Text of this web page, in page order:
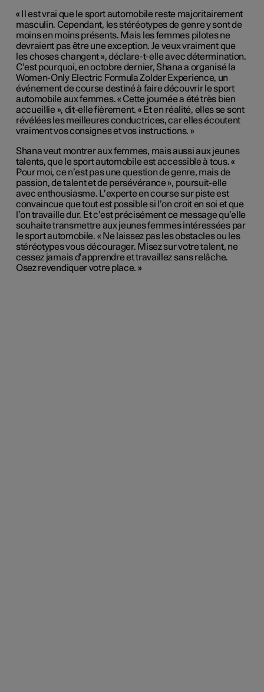
« Il est vrai que le sport automobile reste majoritairement
masculin. Cependant, les stéréotypes de genre y sont de
moins en moins présents. Mais les femmes pilotes ne
devraient pas être une exception. Je veux vraiment que
les choses changent », déclare-t-elle avec détermination.
C’est pourquoi, en octobre dernier, Shana a organisé la
Women-Only Electric Formula Zolder Experience, un
événement de course destiné à faire découvrir le sport
automobile aux femmes. « Cette journée a été très bien
accueillie », dit-elle fièrement. « Et en réalité, elles se sont
révélées les meilleures conductrices, car elles écoutent
vraiment vos consignes et vos instructions. »
Shana veut montrer aux femmes, mais aussi aux jeunes
talents, que le sport automobile est accessible à tous. «
Pour moi, ce n’est pas une question de genre, mais de
passion, de talent et de persévérance », poursuit-elle
avec enthousiasme. L’experte en course sur piste est
convaincue que tout est possible si l’on croit en soi et que
l’on travaille dur. Et c’est précisément ce message qu’elle
souhaite transmettre aux jeunes femmes intéressées par
le sport automobile. « Ne laissez pas les obstacles ou les
stéréotypes vous décourager. Misez sur votre talent, ne
cessez jamais d’apprendre et travaillez sans relâche.
Osez revendiquer votre place. »